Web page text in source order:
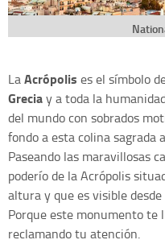
LaAcrópolis es el símbolo
Greciay a toda la
del mundo con sobrados
fondo a esta colina sagrada
Paseando las maravillosas
poderío de la Acrópolis
altura y que es visible
Porque este monumento te
reclamando tu atención.